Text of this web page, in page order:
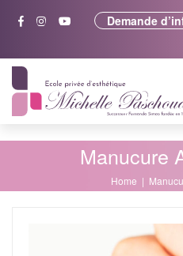
Demande
Manucure
Home